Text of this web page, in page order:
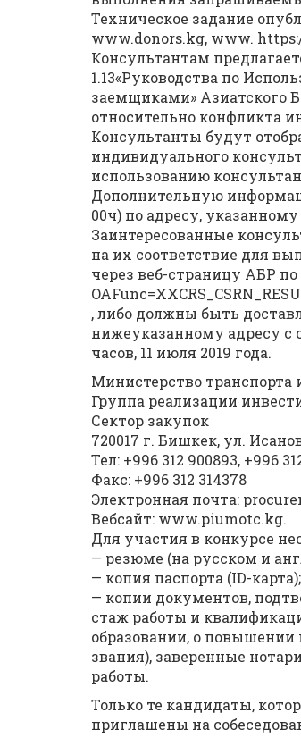
Техническое задание
www.donors.kg, www.
Консультантам
1.13«Руководства по
заемщиками» Азиатского
относительно конфликта
Консультанты будут
индивидуального
использованию
Дополнительную
00ч) по адресу,
Заинтересованные
на их соответствие для
через веб-страницу АБР
, либо должны быть
нижеуказанному адресу с
часов, 11 июля 2019 года.
Министерство
Группа реализации
Сектор закупок
720017 г. Бишкек, ул.
Тел: +996 312 900893, +996
Факс: +996 312 314378
Электронная почта:
Вебсайт: www.piumotc.kg.
Для участия в конкурсе
— резюме (на русском и
— копия паспорта (ID-карта);
— копии документов,
стаж работы и
образовании, о повышении
звания), заверенные
работы.
Только те кандидаты,
приглашены на